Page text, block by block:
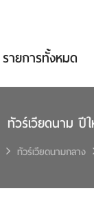
รายการทั้งหมด
ทัวร์เวียดนาม
ทัวร์เวียดนามกลาง